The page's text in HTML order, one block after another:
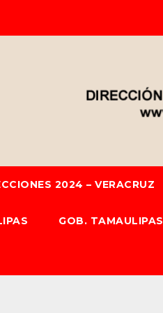
2024 – VERACRUZ
GOB. TAMAULIPAS